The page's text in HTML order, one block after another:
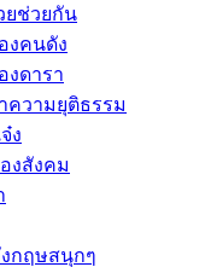
ยช่วยกัน
งคนดัง
งดารา
ความยุติธรรม
ง
งสังคม
งกฤษสนุกๆ